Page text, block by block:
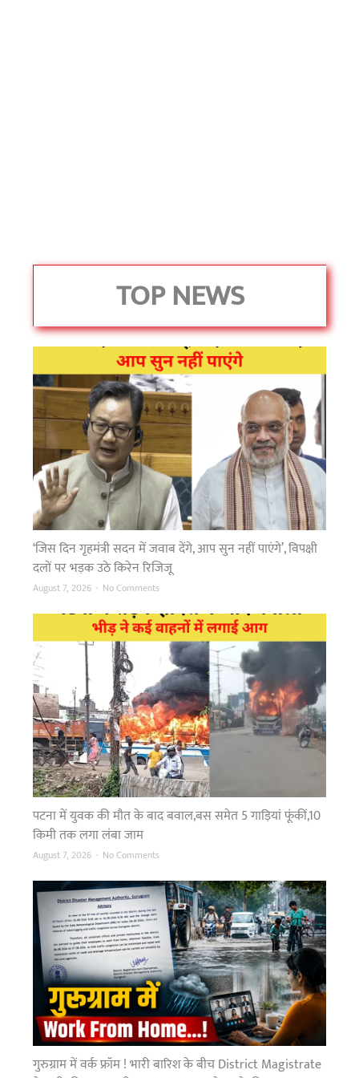
TOP NEWS
‘जिस दिन गृहमंत्री सदन में जवाब देंगे, आप सुन नहीं पाएंगे’, विपक्षी
दलों पर भड़क उठे किरेन रिजिजू
August 7, 2026 No Commentso
‘
जि
स
दि
न
गृ
ह
मं
त्री
स
द
न
ज
ब
दें
,
प
सु
न
हीं
पा
पटना में युवक की मौत के बाद बवाल,बस समेत 5 गाड़ियां फूंकीं,10
किमी तक लगा लंबा जाम
August 7, 2026 No Commentso
प
में
व
क
की
मौ
त
के
गुरुग्राम में वर्क फ्रॉम ! भारी बारिश के बीच District Magistrate